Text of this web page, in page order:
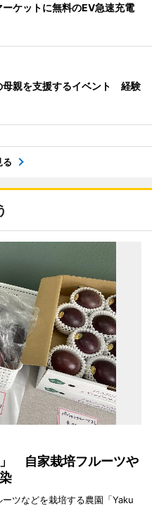
ケットに無料のEV急速充電
母親を支援するイベント 経験
る
自家栽培フルーツや
ツなどを栽培する農園「Yaku